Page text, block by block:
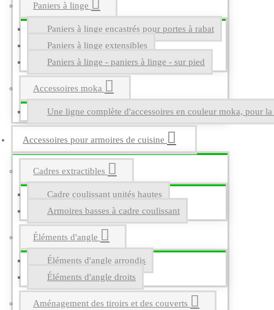
Paniers à linge
Paniers à linge encastrés pour portes à rabat
Paniers à linge extensibles
Paniers à linge - paniers à linge - sur pied
Accessoires moka
Une ligne complète d'accessoires en couleur moka, pour
Accessoires pour armoires de cuisine
Cadres extractibles
Cadre coulissant unités hautes
Armoires basses à cadre coulissant
Éléments d'angle
Éléments d'angle arrondis
Éléments d'angle droits
Aménagement des tiroirs et des couverts